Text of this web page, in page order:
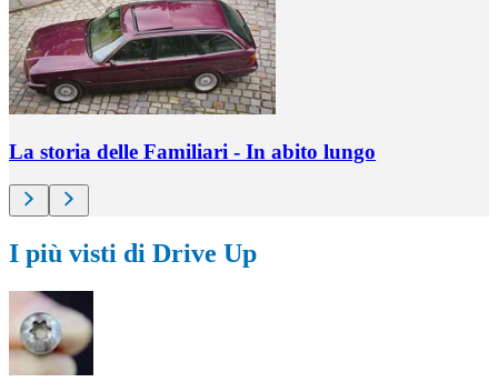
La storia delle Familiari - In abito lungo
I più visti di Drive Up